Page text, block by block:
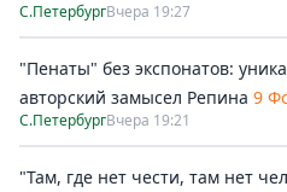
С.ПетербургВчера 19:27
"Пенаты" без экспонатов:
авторский замысел Репина 9
С.ПетербургВчера 19:21
"Там, где нет чести, там нет